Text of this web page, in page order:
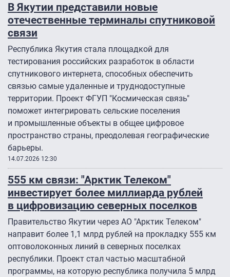
В Якутии представили новые
отечественные терминалы спутниковой
связи
Республика Якутия стала площадкой для
тестирования российских разработок в области
спутникового интернета, способных обеспечить
связью самые удаленные и труднодоступные
территории. Проект ФГУП "Космическая связь"
поможет интегрировать сельские поселения
и промышленные объекты в общее цифровое
пространство страны, преодолевая географические
барьеры.
14.07.2026 12:30
555 км связи: "Арктик Телеком"
инвестирует более миллиарда рублей
в цифровизацию северных поселков
Правительство Якутии через АО "Арктик Телеком"
направит более 1,1 млрд рублей на прокладку 555 км
оптоволоконных линий в северных поселках
республики. Проект стал частью масштабной
программы, на которую республика получила 5 млрд